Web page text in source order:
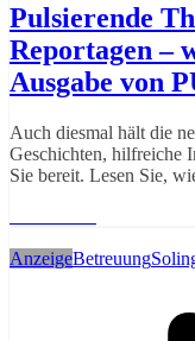
Pulsierende
Reportagen –
Ausgabe von
Auch diesmal hält die
Geschichten, hilfreiche
Sie bereit. Lesen Sie,
AnzeigeBetreuung